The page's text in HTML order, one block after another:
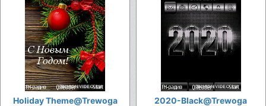
Holiday Theme@Trewoga 2020-Black@Trewoga